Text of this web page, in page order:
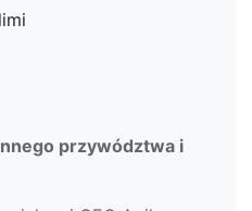
przywództwa i